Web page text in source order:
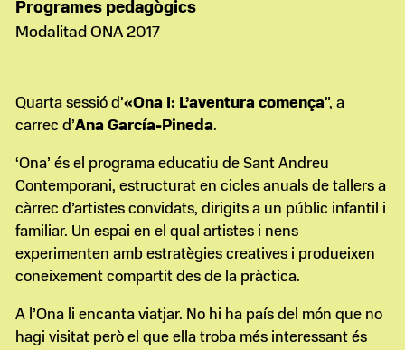
Programes pedagògics
Modalitad ONA 2017
Quarta sessió d’«Ona I: L’aventura comença”, a
carrec d’Ana García-Pineda.
‘Ona’ és el programa educatiu de Sant Andreu
Contemporani, estructurat en cicles anuals de tallers a
càrrec d’artistes convidats, dirigits a un públic infantil i
familiar. Un espai en el qual artistes i nens
experimenten amb estratègies creatives i produeixen
coneixement compartit des de la pràctica.
A l’Ona li encanta viatjar. No hi ha país del món que no
hagi visitat però el que ella troba més interessant és